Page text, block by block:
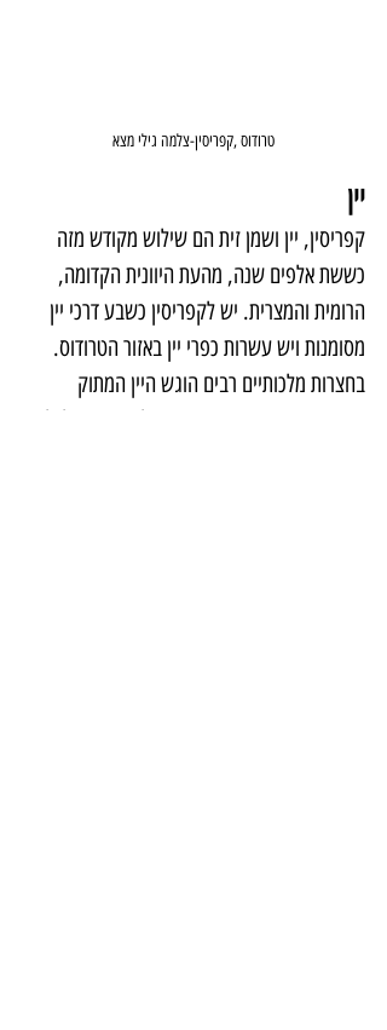
טרודוס ,קפריסין-צלמה גילי מצא
יין
קפריסין, יין ושמן זית הם שילוש מקודש מזה
כששת אלפים שנה, מהעת היוונית הקדומה,
הרומית והמצרית. יש לקפריסין כשבע דרכי יין
מסומנות ויש עשרות כפרי יין באזור הטרודוס.
בחצרות מלכותיים רבים הוגש היין המתוק
, שנחשב העתיק בעולם. מעניין לגלות